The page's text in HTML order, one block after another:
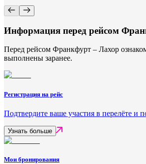
Информация перед рейсом
Перед рейсом Франкфурт – Лахор
выполнены заранее.
Регистрация на рейс
Подтвердите ваше участия в перелёте и
Узнать больше
Мои бронирования